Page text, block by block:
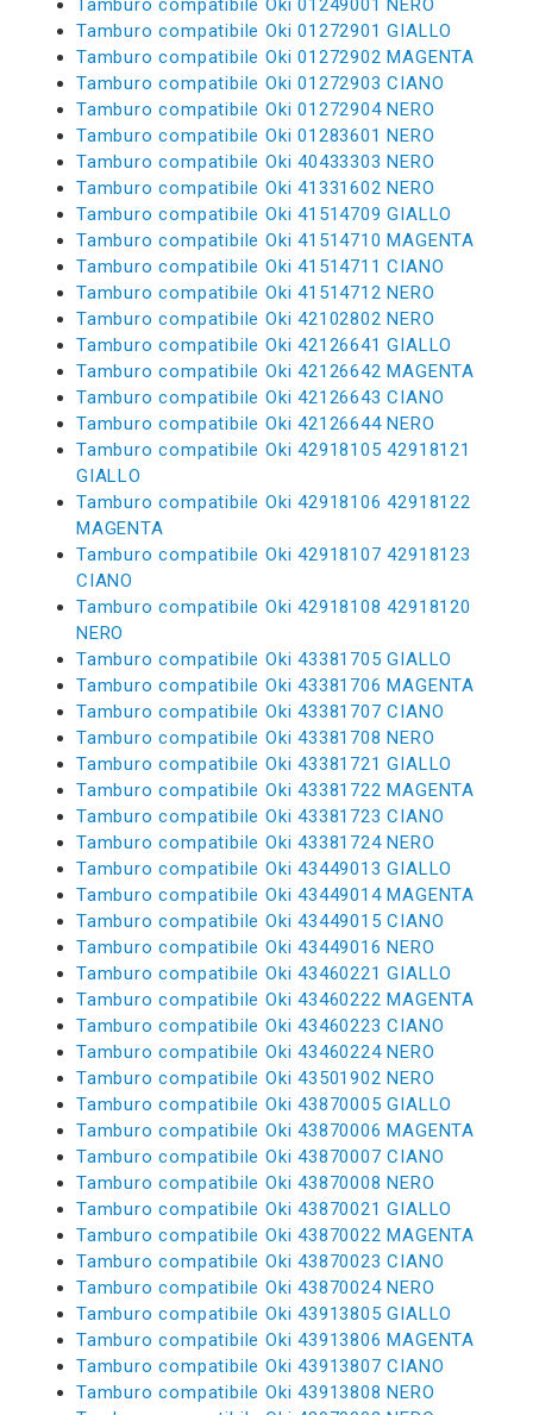
Tamburo compatibile Oki 01272901 GIALLO
Tamburo compatibile Oki 01272902 MAGENTA
Tamburo compatibile Oki 01272903 CIANO
Tamburo compatibile Oki 01272904 NERO
Tamburo compatibile Oki 01283601 NERO
Tamburo compatibile Oki 40433303 NERO
Tamburo compatibile Oki 41331602 NERO
Tamburo compatibile Oki 41514709 GIALLO
Tamburo compatibile Oki 41514710 MAGENTA
Tamburo compatibile Oki 41514711 CIANO
Tamburo compatibile Oki 41514712 NERO
Tamburo compatibile Oki 42102802 NERO
Tamburo compatibile Oki 42126641 GIALLO
Tamburo compatibile Oki 42126642 MAGENTA
Tamburo compatibile Oki 42126643 CIANO
Tamburo compatibile Oki 42126644 NERO
Tamburo compatibile Oki 42918105 42918121
GIALLO
Tamburo compatibile Oki 42918106 42918122
MAGENTA
Tamburo compatibile Oki 42918107 42918123
CIANO
Tamburo compatibile Oki 42918108 42918120
NERO
Tamburo compatibile Oki 43381705 GIALLO
Tamburo compatibile Oki 43381706 MAGENTA
Tamburo compatibile Oki 43381707 CIANO
Tamburo compatibile Oki 43381708 NERO
Tamburo compatibile Oki 43381721 GIALLO
Tamburo compatibile Oki 43381722 MAGENTA
Tamburo compatibile Oki 43381723 CIANO
Tamburo compatibile Oki 43381724 NERO
Tamburo compatibile Oki 43449013 GIALLO
Tamburo compatibile Oki 43449014 MAGENTA
Tamburo compatibile Oki 43449015 CIANO
Tamburo compatibile Oki 43449016 NERO
Tamburo compatibile Oki 43460221 GIALLO
Tamburo compatibile Oki 43460222 MAGENTA
Tamburo compatibile Oki 43460223 CIANO
Tamburo compatibile Oki 43460224 NERO
Tamburo compatibile Oki 43501902 NERO
Tamburo compatibile Oki 43870005 GIALLO
Tamburo compatibile Oki 43870006 MAGENTA
Tamburo compatibile Oki 43870007 CIANO
Tamburo compatibile Oki 43870008 NERO
Tamburo compatibile Oki 43870021 GIALLO
Tamburo compatibile Oki 43870022 MAGENTA
Tamburo compatibile Oki 43870023 CIANO
Tamburo compatibile Oki 43870024 NERO
Tamburo compatibile Oki 43913805 GIALLO
Tamburo compatibile Oki 43913806 MAGENTA
Tamburo compatibile Oki 43913807 CIANO
Tamburo compatibile Oki 43913808 NERO